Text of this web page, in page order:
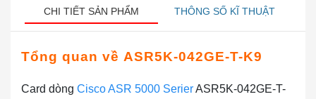
CHI TIẾT SẢN PHẨM THÔNG SỐ KĨ THUẬT
Tổng quan về ASR5K-042GE-T-K9
Card dòng Cisco ASR 5000 SerierASR5K-042GE-T-